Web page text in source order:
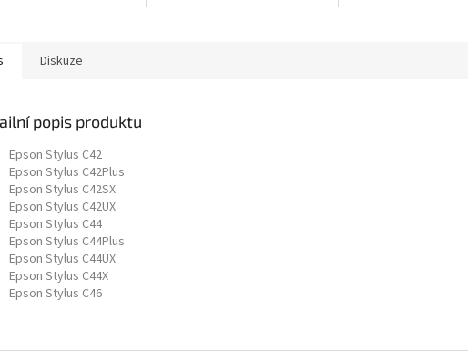
Diskuze
popis produktu
Epson Stylus C42
Epson Stylus C42Plus
Epson Stylus C42SX
Epson Stylus C42UX
Epson Stylus C44
Epson Stylus C44Plus
Epson Stylus C44UX
Epson Stylus C44X
Epson Stylus C46